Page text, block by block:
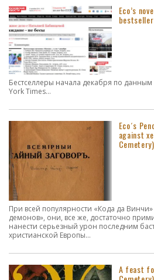
Eco’s
Бестселлеры начала декабря по
York Times...
Eco´s
against
При всей популярности «Кода да
демонов», они, все же, достаточно
нанести серьезный урон последним
христианской Европы...
A feast